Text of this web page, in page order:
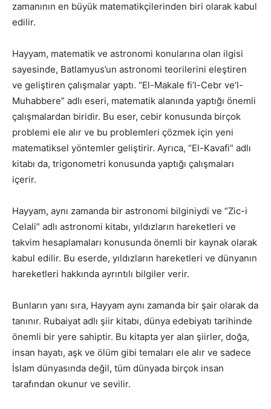
zamanının en büyük matematikçilerinden biri olarak kabul
edilir.
Hayyam, matematik ve astronomi konularına olan ilgisi
sayesinde, Batlamyus’un astronomi teorilerini eleştiren
ve geliştiren çalışmalar yaptı. “El-Makale fi’l-Cebr ve’l-
Muhabbere” adlı eseri, matematik alanında yaptığı önemli
çalışmalardan biridir. Bu eser, cebir konusunda birçok
problemi ele alır ve bu problemleri çözmek için yeni
matematiksel yöntemler geliştirir. Ayrıca, “El-Kavafi” adlı
kitabı da, trigonometri konusunda yaptığı çalışmaları
içerir.
Hayyam, aynı zamanda bir astronomi bilginiydi ve “Zic-i
Celali” adlı astronomi kitabı, yıldızların hareketleri ve
takvim hesaplamaları konusunda önemli bir kaynak olarak
kabul edilir. Bu eserde, yıldızların hareketleri ve dünyanın
hareketleri hakkında ayrıntılı bilgiler verir.
Bunların yanı sıra, Hayyam aynı zamanda bir şair olarak da
tanınır. Rubaiyat adlı şiir kitabı, dünya edebiyatı tarihinde
önemli bir yere sahiptir. Bu kitapta yer alan şiirler, doğa,
insan hayatı, aşk ve ölüm gibi temaları ele alır ve sadece
İslam dünyasında değil, tüm dünyada birçok insan
tarafından okunur ve sevilir.